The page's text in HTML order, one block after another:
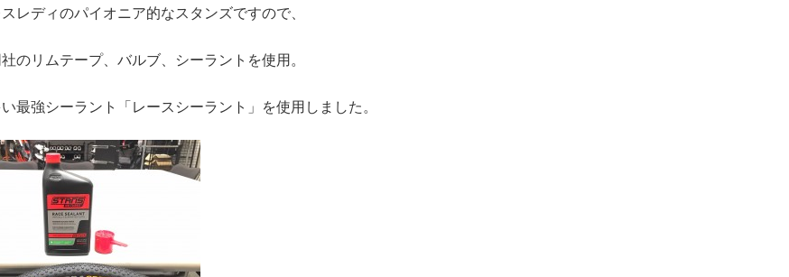
レディのパイオニア的なスタンズですので、
のリムテープ、バルブ、シーラントを使用。
最強シーラント「レースシーラント」を使用しました。